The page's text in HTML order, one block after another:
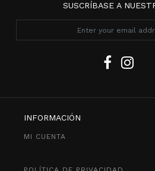
SUSCRÍBASE A
INFORMACIÓN
MI CUENTA